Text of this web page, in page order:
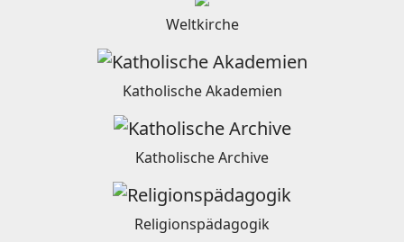
Weltkirche
Katholische Akademien
Katholische Archive
Religionspädagogik